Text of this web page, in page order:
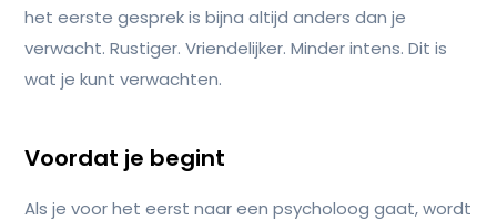
het eerste gesprek is bijna altijd anders dan je
verwacht. Rustiger. Vriendelijker. Minder intens. Dit is
wat je kunt verwachten.
Voordat je begint
Als je voor het eerst naar een psycholoog gaat, wordt